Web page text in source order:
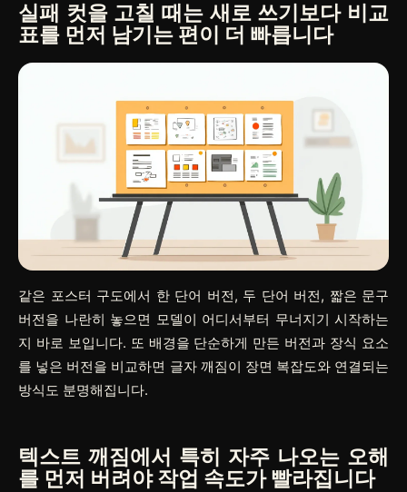
실패 컷을 고칠 때는 새로 쓰기보다 비교
표를 먼저 남기는 편이 더 빠릅니다
같은 포스터 구도에서 한 단어 버전, 두 단어 버전, 짧은 문구
버전을 나란히 놓으면 모델이 어디서부터 무너지기 시작하는
지 바로 보입니다. 또 배경을 단순하게 만든 버전과 장식 요소
를 넣은 버전을 비교하면 글자 깨짐이 장면 복잡도와 연결되는
방식도 분명해집니다.
텍스트 깨짐에서 특히 자주 나오는 오해
를 먼저 버려야 작업 속도가 빨라집니다